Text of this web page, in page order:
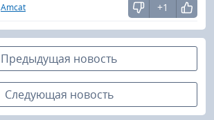
Amcat +1
Предыдущая новость
Следующая новость